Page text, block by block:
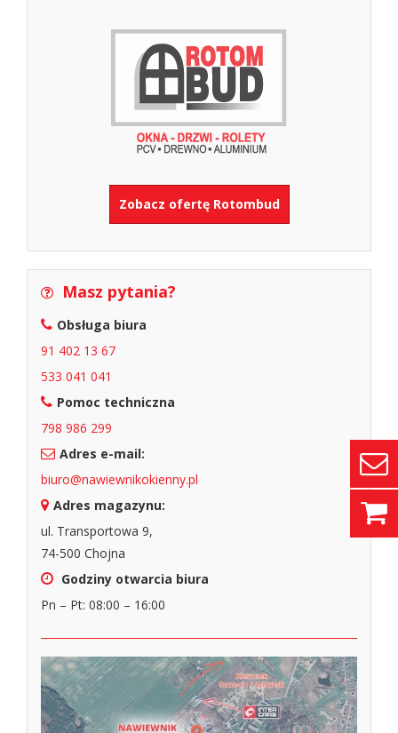
Zobacz ofertę Rotombud
Masz pytania?
Obsługa biura
91 402 13 67
533 041 041
Pomoc techniczna
798 986 299
Adres e-mail:
biuro@nawiewnikokienny.pl
Adres magazynu:
ul. Transportowa 9,
74-500 Chojna
Godziny otwarcia biura
Pn – Pt: 08:00 – 16:00